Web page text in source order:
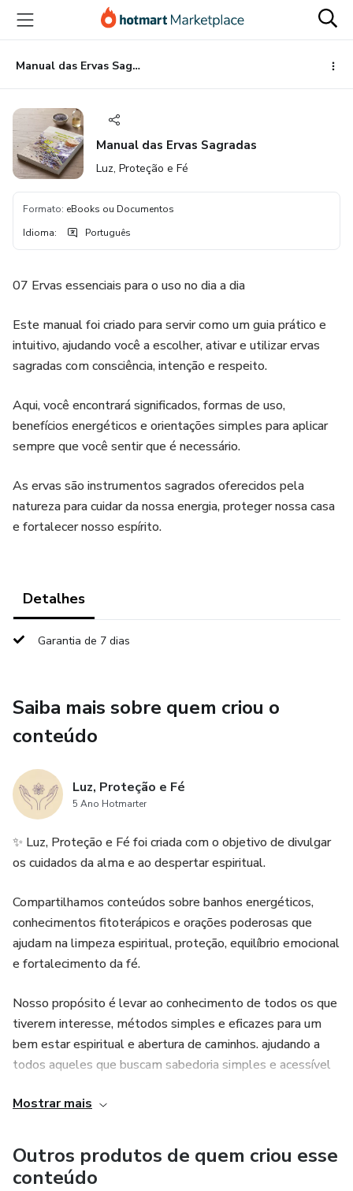
para
conteúdo
principal
para
pagamento
para
rodapé
Manual das Ervas Sagradas
Manual das Ervas Sagradas
Luz, Proteção e Fé
Formato: eBooks ou Documentos
Idioma: Português
07 Ervas essenciais para o uso no dia a dia
Este manual foi criado para servir como um guia prático e
intuitivo, ajudando você a escolher, ativar e utilizar ervas
sagradas com consciência, intenção e respeito.
Aqui, você encontrará significados, formas de uso,
benefícios energéticos e orientações simples para aplicar
sempre que você sentir que é necessário.
As ervas são instrumentos sagrados oferecidos pela
natureza para cuidar da nossa energia, proteger nossa casa
e fortalecer nosso espírito.
Detalhes
Garantia de 7 dias
Saiba mais sobre quem criou o
conteúdo
Luz, Proteção e Fé
5 Ano Hotmarter
✨ Luz, Proteção e Fé foi criada com o objetivo de divulgar
os cuidados da alma e ao despertar espiritual.
Compartilhamos conteúdos sobre banhos energéticos,
conhecimentos fitoterápicos e orações poderosas que
ajudam na limpeza espiritual, proteção, equilíbrio emocional
e fortalecimento da fé.
Nosso propósito é levar ao conhecimento de todos os que
tiverem interesse, métodos simples e eficazes para um
bem estar espiritual e abertura de caminhos. ajudando a
todos aqueles que buscam sabedoria simples e acessível
espiritual e caminhar com mais luz e propósito.
Mostrar mais
Outros produtos de quem criou esse
conteúdo